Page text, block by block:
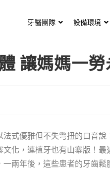
牙醫團隊 設備環境
讓媽媽一
式優雅但不失彆扭的口音
化，連植牙也有山寨版！
兩年後，這些患者的牙齒